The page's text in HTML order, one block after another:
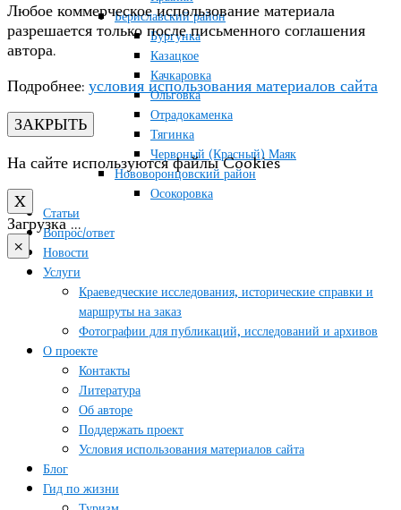
Бериславский район
Бургунка
Казацкое
Качкаровка
Ольговка
Отрадокаменка
Тягинка
Червоный (Красный) Маяк
Нововоронцовский район
Осокоровка
Статьи
Вопрос/ответ
Новости
Услуги
Краеведческие исследования, исторические справки и
маршруты на заказ
Фотографии для публикаций, исследований и архивов
О проекте
Контакты
Литература
Об авторе
Поддержать проект
Условия использования материалов сайта
Блог
Гид по жизни
Любое коммерческое использование материала
разрешается только после письменного соглашения
автора.
Подробнее: условия использования материалов сайта
ЗАКРЫТЬ
На сайте используются файлы Cookies
X
Загрузка …
×